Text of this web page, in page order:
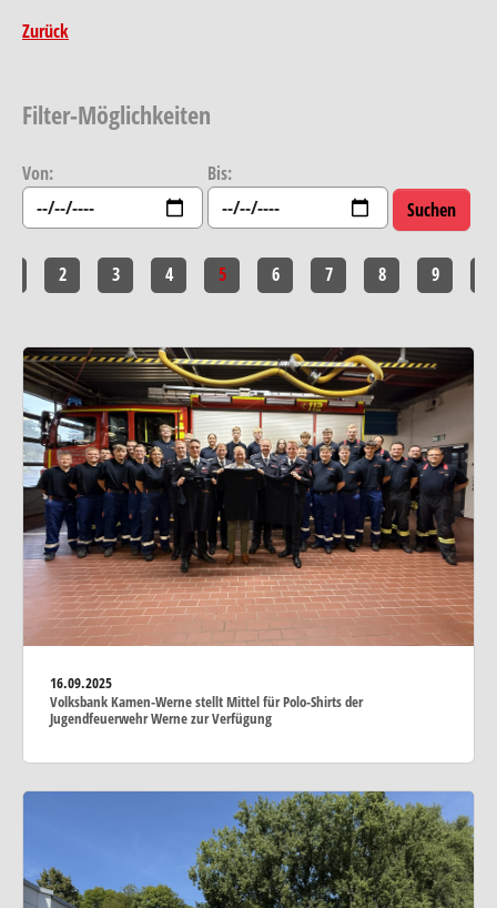
Zurück
Filter-Möglichkeiten
Von: Bis:
2 3 4 5 6 7 8 9
16.09.2025
Volksbank Kamen-Werne stellt Mittel für Polo-Shirts der
Jugendfeuerwehr Werne zur Verfügung